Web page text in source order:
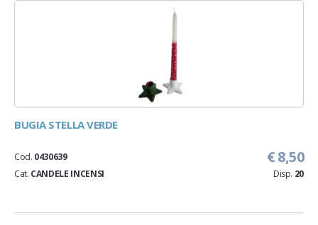
BUGIA STELLA VERDE
€ 8,50
Cod. 0430639
Cat. CANDELE INCENSI Disp. 20